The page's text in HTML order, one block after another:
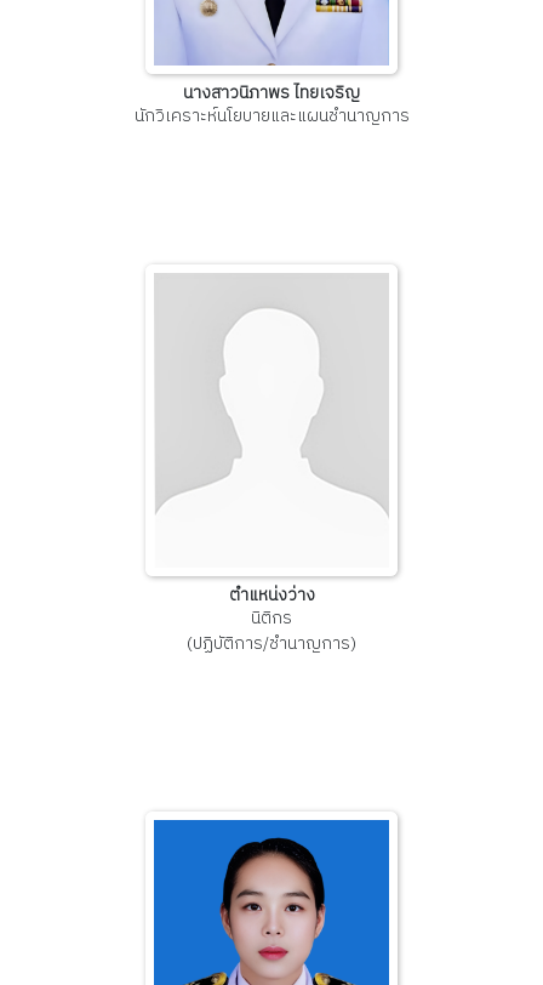
นางสาวนิภาพร ไทยเจริญ
นักวิเคราะห์นโยบายและแผนชำนาญการ
ตำแหน่งว่าง
นิติกร
(ปฏิบัติการ/ชำนาญการ)